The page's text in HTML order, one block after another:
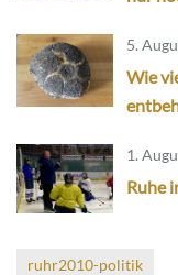
5.
Wie
1.
Ruhe
ruhr2010-politik